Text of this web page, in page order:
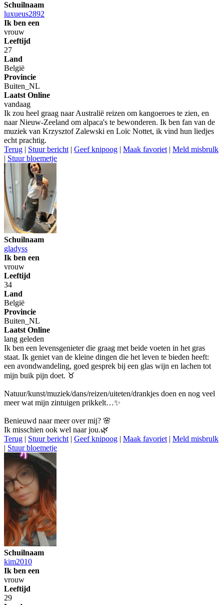
Schuilnaam
luxueus2892
Ik ben een
vrouw
Leeftijd
27
Land
België
Provincie
Buiten_NL
Laatst Online
vandaag
Ik zou heel graag naar Australië reizen om kangoeroes te zien, en
naar Nieuw-Zeeland om alpaca's te bewonderen. Ik ben fan van de
muziek van Krzysztof Zalewski en Loïc Nottet, ik vind hun liedjes
echt prachtig.
Terug | Stuur bericht | Geef knipoog | Maak favoriet | Meld misbrulk
| Stuur bloemetje
Schuilnaam
gladyss
Ik ben een
vrouw
Leeftijd
34
Land
België
Provincie
Buiten_NL
Laatst Online
lang geleden
Ik ben een levensgenieter die graag met beide voeten in het gras
staat. Ik geniet van de kleine dingen die het leven te bieden heeft:
een avondwandeling, goed gesprek bij een glas wijn en lachen tot
mijn buik pijn doet. ♉️
Natuur/kunst/muziek/dans/reizen/uiteten/drankjes doen en nog veel
meer wat mijn zintuigen prikkelt…✨
Benieuwd naar meer over mij? 🌸
Ik misschien ook wel naar jou.🌿
Terug | Stuur bericht | Geef knipoog | Maak favoriet | Meld misbrulk
| Stuur bloemetje
Schuilnaam
kim2010
Ik ben een
vrouw
Leeftijd
29